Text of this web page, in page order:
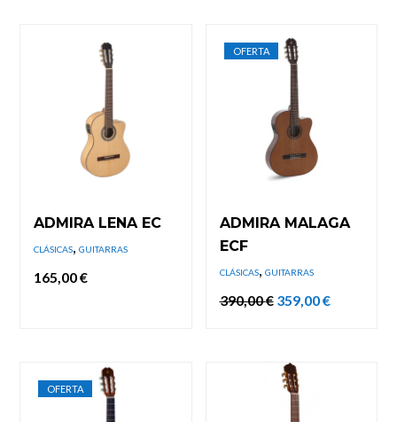
ADMIRA LENA EC
CLÁSICAS,GUITARRAS
165,00€
OFERTA
ADMIRA MALAGA
ECF
CLÁSICAS, GUITARRAS
390,00€ El
precio
359,00€El
OFERTA